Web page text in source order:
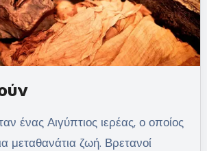
μεταθανάτια ζωή. Βρετανοί